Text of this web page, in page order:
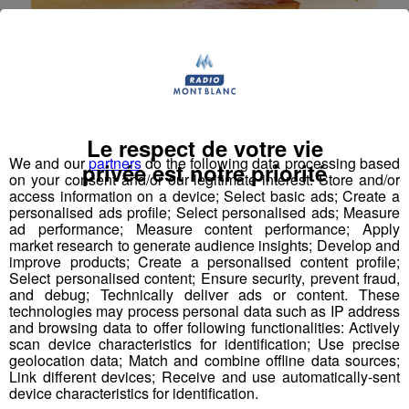
Tout savoir sur l’Abondance,
fromage de Haute-Savoie
C’est dans la vallée d’Abondance , refuge d’espèces
préservées où la nature se développe entre parois
rocheuses et rivières impétueuses, que l’on retrouve
les vaches de la race Abondance , dont le lait cru
permet la fabrication du délicat fromage d’Abondance
. Ce fromage de Haute-Savoie a acquis ses lettres de
We and ourpartnersdo the following data processing based
on your consent and/or our legitimate interest: Store and/or
access information on a device; Select basic ads; Create a
personalised ads profile; Select personalised ads; Measure
ad performance; Measure content performance; Apply
market research to generate audience insights; Develop and
improve products; Create a personalised content profile;
Select personalised content; Ensure security, prevent fraud,
and debug; Technically deliver ads or content. These
technologies may process personal data such as IP address
and browsing data to offer following functionalities: Actively
scan device characteristics for identification; Use precise
geolocation data; Match and combine offline data sources;
Link different devices; Receive and use automatically-sent
device characteristics for identification.
Le respect de votre vie
privée est notre priorité